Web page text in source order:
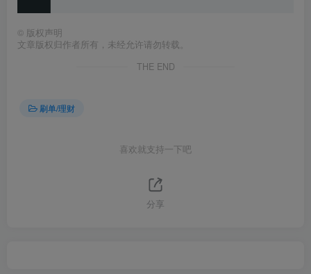
© 版权声明
文章版权归作者所有，未经允许请勿转载。
THE END
刷单/理财
喜欢就支持一下吧
分享